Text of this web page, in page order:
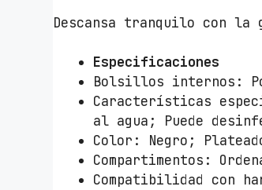
Descansa tranquilo con la
Especificaciones
Bolsillos internos:
Características
al agua; Puede
Color: Negro;
Compartimentos:
Compatibilidad con